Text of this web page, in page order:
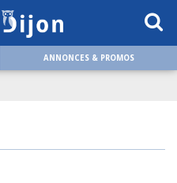
ANNONCES & PROMOS